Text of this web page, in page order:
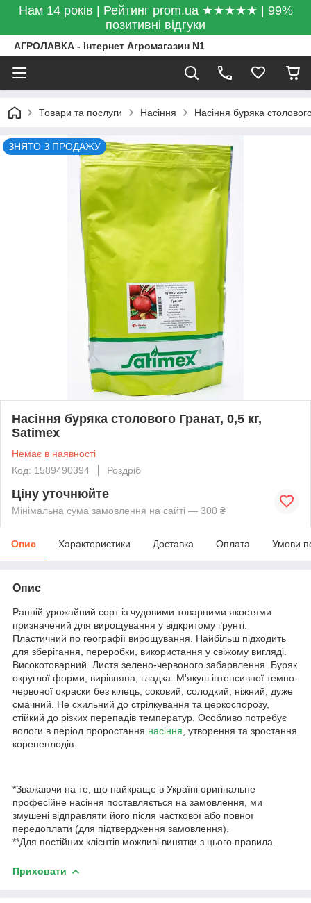
Нам 14 років | Рейтинг prom.ua ★★★★★ | 99%
позитивні відгуки
АГРОЛАВКА - Інтернет Агромагазин N1
Товари та послуги Насіння Насіння буряка
ЗНЯТО З ПРОДАЖУ
Насіння буряка столового Гранат, 0,5 кг,
Satimex
Немає в наявності
Код: 1589490394
Роздріб
Ціну уточнюйте
Мінімальна сума замовлення на сайті — 300 ₴
Опис Характеристики Доставка Оплата Умови
Опис
Ранній урожайний сорт із чудовими товарними якостями
призначений для вирощування у відкритому ґрунті.
Пластичний по географії вирощування. Найбільш підходить
для зберігання, переробки, використання у свіжому вигляді.
Високотоварний. Листя зелено-червоного забарвлення. Буряк
округлої форми, вирівняна, гладка. М'якуш інтенсивної темно-
червоної окраски без кілець, соковий, солодкий, ніжний, дуже
смачний. Не схильний до стрілкування та церкоспорозу,
стійкий до різких перепадів температур. Особливо потребує
вологи в період проростання насіння , утворення та зростання
коренеплодів.
*Зважаючи на те, що найкраще в Україні оригінальне
професійне насіння поставляється на замовлення, ми
змушені відправляти його після часткової або повної
передоплати (для підтвердження замовлення).
**Для постійних клієнтів можливі винятки з цього правила.
Приховати